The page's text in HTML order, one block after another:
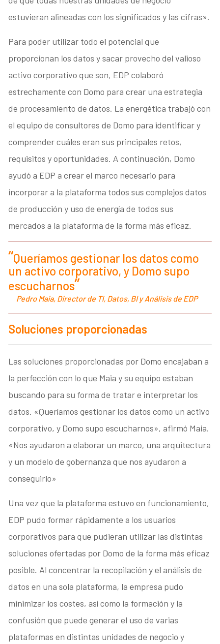
estuvieran alineadas con los significados y las cifras».
Para poder utilizar todo el potencial que
proporcionan los datos y sacar provecho del valioso
activo corporativo que son, EDP colaboró
estrechamente con Domo para crear una estrategia
de procesamiento de datos. La energética trabajó con
el equipo de consultores de Domo para identificar y
comprender cuáles eran sus principales retos,
requisitos y oportunidades. A continuación, Domo
ayudó a EDP a crear el marco necesario para
incorporar a la plataforma todos sus complejos datos
de producción y uso de energía de todos sus
mercados a la plataforma de la forma más eficaz.
Queríamos gestionar los datos como
un activo corporativo, y Domo supo
escucharnos
Pedro Maia, Director de TI, Datos, BI y Análisis de EDP
Soluciones proporcionadas
Las soluciones proporcionadas por Domo encajaban a
la perfección con lo que Maia y su equipo estaban
buscando para su forma de tratar e interpretar los
datos. «Queríamos gestionar los datos como un activo
corporativo, y Domo supo escucharnos», afirmó Maia.
«Nos ayudaron a elaborar un marco, una arquitectura
y un modelo de gobernanza que nos ayudaron a
conseguirlo»
Una vez que la plataforma estuvo en funcionamiento,
EDP pudo formar rápidamente a los usuarios
corporativos para que pudieran utilizar las distintas
soluciones ofertadas por Domo de la forma más eficaz
posible. Al concentrar la recopilación y el análisis de
datos en una sola plataforma, la empresa pudo
minimizar los costes, así como la formación y la
confusión que puede generar el uso de varias
plataformas en distintas unidades de negocio y